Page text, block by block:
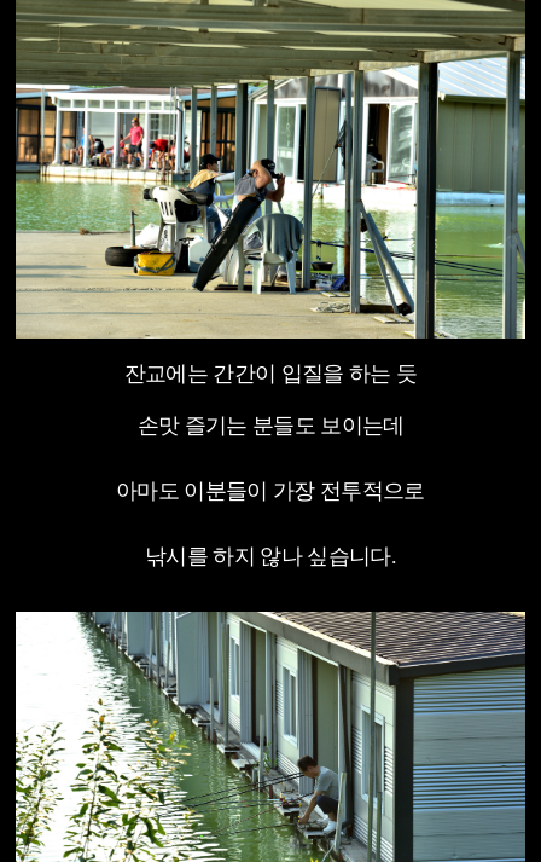
잔교에는 간간이 입질을 하는 듯
손맛 즐기는 분들도 보이는데
아마도 이분들이 가장 전투적으로
낚시를 하지 않나 싶습니다.